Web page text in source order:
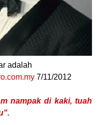
adalah
7/11/2012
nampak di kaki, tuah